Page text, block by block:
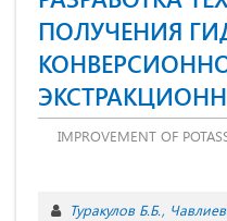
ПОЛУЧЕНИЯ
IMPROVEMENT OF
Туракулов Б.Б.